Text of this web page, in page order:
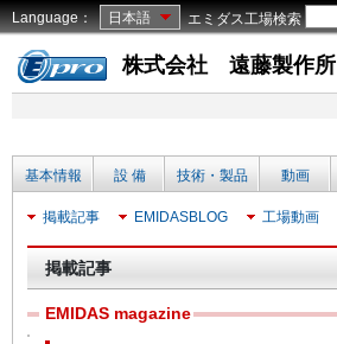
Language： 日本語 エミダス工場検索
株式会社 遠藤製作所
基本情報 設 備 技術・製品 動画
掲載記事 EMIDASBLOG 工場動画
掲載記事
EMIDAS magazine